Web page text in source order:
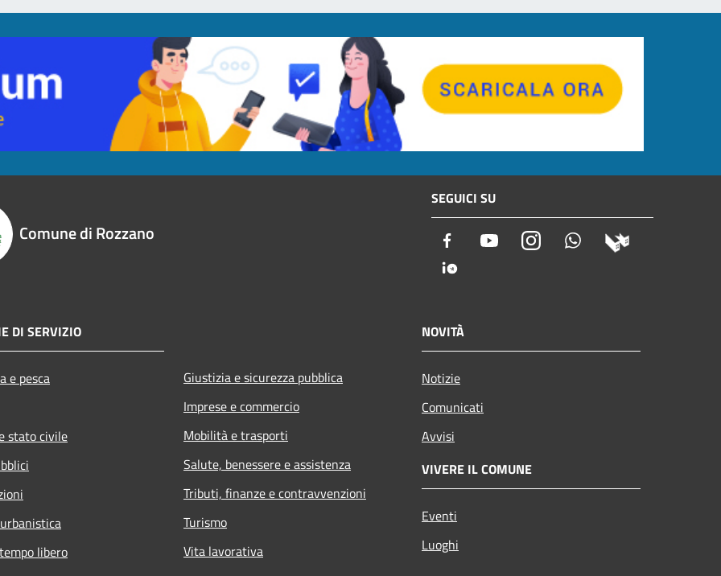
Comune di Rozzano
SEGUICI SU
Facebook YoutubeInstagramWhatsapp
DI SERVIZIO
e pesca
stato civile
libero
Giustizia e sicurezza pubblica
Imprese e commercio
Mobilità e trasporti
Salute, benessere e assistenza
Tributi, finanze e contravvenzioni
Turismo
Vita lavorativa
NOVITÀ
Notizie
Comunicati
Avvisi
VIVERE IL COMUNE
Eventi
Luoghi